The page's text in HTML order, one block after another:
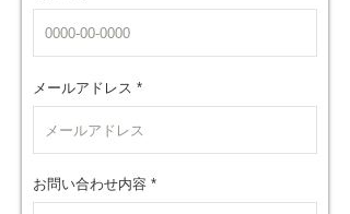
メールアドレス
お問い合わせ内容